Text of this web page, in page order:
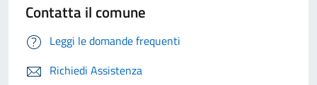
Contatta il comune
Leggi le domande frequenti
Richiedi Assistenza